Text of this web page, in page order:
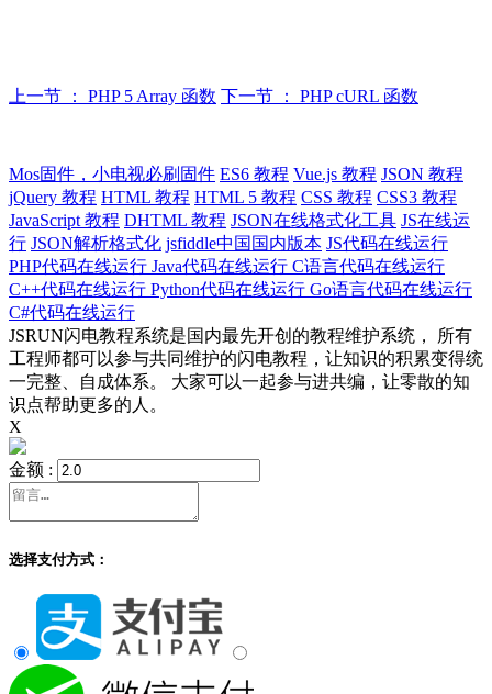
上一节 ： PHP 5 Array 函数 下一节 ： PHP cURL 函数
Mos固件，小电视必刷固件 ES6 教程 Vue.js 教程 JSON 教程
jQuery 教程 HTML 教程 HTML 5 教程 CSS 教程 CSS3 教程
JavaScript 教程 DHTML 教程 JSON在线格式化工具 JS在线运
行 JSON解析格式化 jsfiddle中国国内版本 JS代码在线运行
PHP代码在线运行 Java代码在线运行 C语言代码在线运行
C++代码在线运行 Python代码在线运行 Go语言代码在线运行
C#代码在线运行
JSRUN闪电教程系统是国内最先开创的教程维护系统， 所有
工程师都可以参与共同维护的闪电教程，让知识的积累变得统
一完整、自成体系。 大家可以一起参与进共编，让零散的知
识点帮助更多的人。
X
金额 :
选择支付方式：